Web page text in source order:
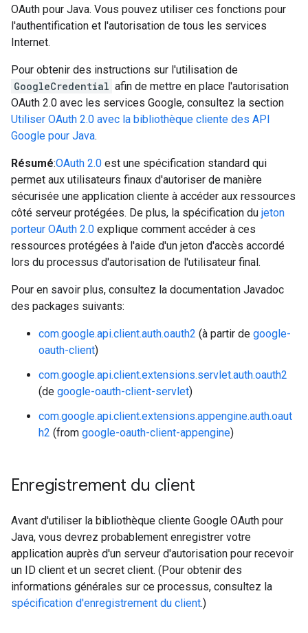
OAuth pour Java. Vous pouvez utiliser ces fonctions pour
l'authentification et l'autorisation de tous les services
Internet.
Pour obtenir des instructions sur l'utilisation de
GoogleCredential afin de mettre en place l'autorisation
OAuth 2.0 avec les services Google, consultez la section
Utiliser OAuth 2.0 avec la bibliothèque cliente des API
Google pour Java.
Résumé:OAuth 2.0 est une spécification standard qui
permet aux utilisateurs finaux d'autoriser de manière
sécurisée une application cliente à accéder aux ressources
côté serveur protégées. De plus, la spécification du jeton
porteur OAuth 2.0 explique comment accéder à ces
ressources protégées à l'aide d'un jeton d'accès accordé
lors du processus d'autorisation de l'utilisateur final.
Pour en savoir plus, consultez la documentation Javadoc
des packages suivants:
com.google.api.client.auth.oauth2 (à partir de google-
oauth-client)
com.google.api.client.extensions.servlet.auth.oauth2
(de google-oauth-client-servlet)
com.google.api.client.extensions.appengine.auth.oaut
h2 (from google-oauth-client-appengine)
Enregistrement du client
Avant d'utiliser la bibliothèque cliente Google OAuth pour
Java, vous devrez probablement enregistrer votre
application auprès d'un serveur d'autorisation pour recevoir
un ID client et un secret client. (Pour obtenir des
informations générales sur ce processus, consultez la
spécification d'enregistrement du client.)